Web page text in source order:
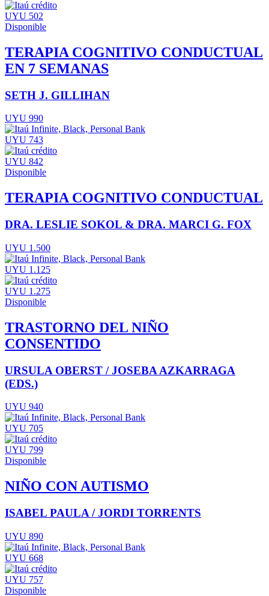
UYU 502
Disponible
TERAPIA COGNITIVO CONDUCTUAL
EN 7 SEMANAS
SETH J. GILLIHAN
UYU 990
UYU 743
UYU 842
Disponible
TERAPIA COGNITIVO CONDUCTUAL
DRA. LESLIE SOKOL & DRA. MARCI G. FOX
UYU 1.500
UYU 1.125
UYU 1.275
Disponible
TRASTORNO DEL NIÑO
CONSENTIDO
URSULA OBERST / JOSEBA AZKARRAGA
(EDS.)
UYU 940
UYU 705
UYU 799
Disponible
NIÑO CON AUTISMO
ISABEL PAULA / JORDI TORRENTS
UYU 890
UYU 668
UYU 757
Disponible